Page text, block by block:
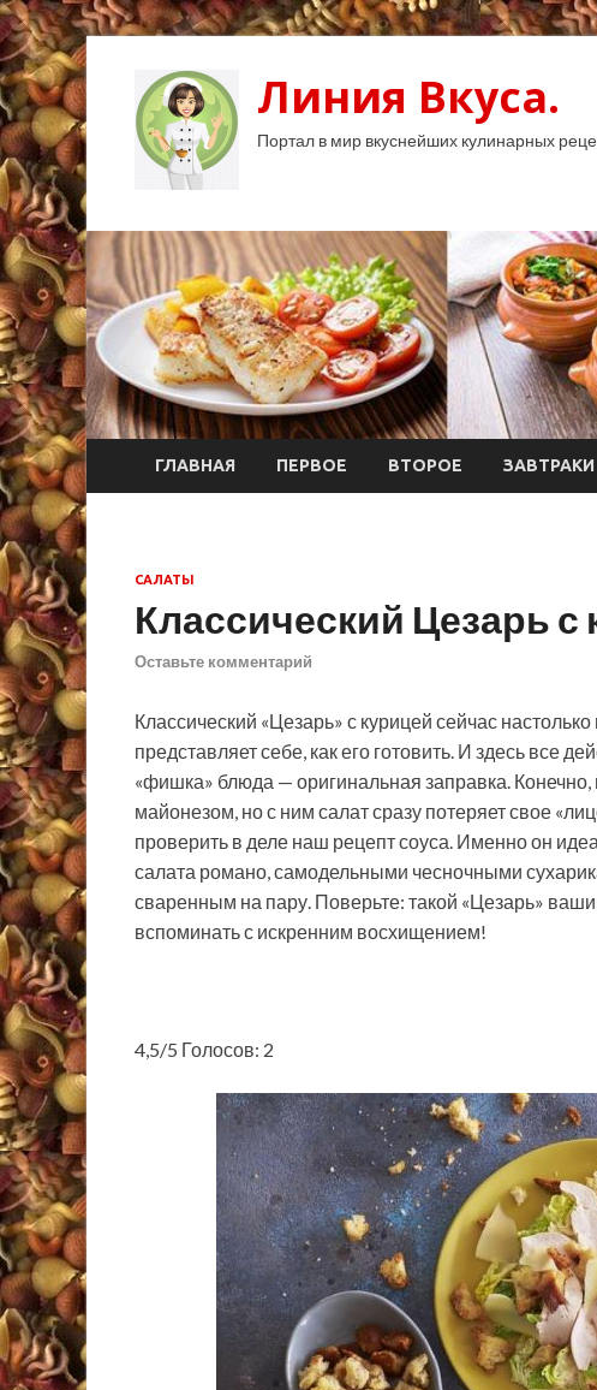
Линия Вкуса.
Портал в мир вкуснейших кулинарных
ГЛАВНАЯ ПЕРВОЕ ВТОРОЕ ЗАВТРАКИ
САЛАТЫ
Классический Цезарь с
Оставьте комментарий
Классический «Цезарь» с курицей сейчас
представляет себе, как его готовить. И здесь все
«фишка» блюда — оригинальная заправка.
майонезом, но с ним салат сразу потеряет свое
проверить в деле наш рецепт соуса. Именно он
салата романо, самодельными чесночными
сваренным на пару. Поверьте: такой «Цезарь»
вспоминать с искренним восхищением!
4,5/5 Голосов: 2